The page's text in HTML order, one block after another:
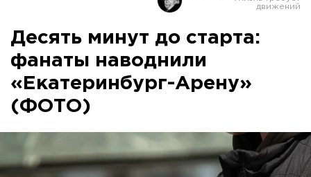
Оренбург
Десять минут до старта:
фанаты наводнили
«Екатеринбург-Арену»
(ФОТО)